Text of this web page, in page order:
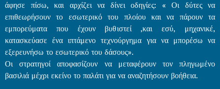
άφησε πίσω, και αρχίζει να δίνει οδηγίες: « Οι δύτες να
επιθεωρήσουν το εσωτερικό του πλοίου και να πάρουν τα
εμπορεύματα που έχουν βυθιστεί ,και εσύ, μηχανικέ,
κατασκεύασε ένα ιπτάμενο τεχνούργημα για να μπορέσω να
εξερευνήσω το εσωτερικό του δάσους».
Οι στρατηγοί αποφασίζουν να μεταφέρουν τον πληγωμένο
βασιλιά μέχρι εκείνο το παλάτι για να αναζητήσουν βοήθεια.